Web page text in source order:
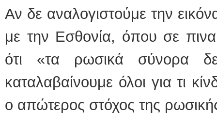
Αν δε αναλογιστούμε την
με την Εσθονία, όπου σε
ότι «τα ρωσικά σύνορα
καταλαβαίνουμε όλοι για τι
ο απώτερος στόχος της